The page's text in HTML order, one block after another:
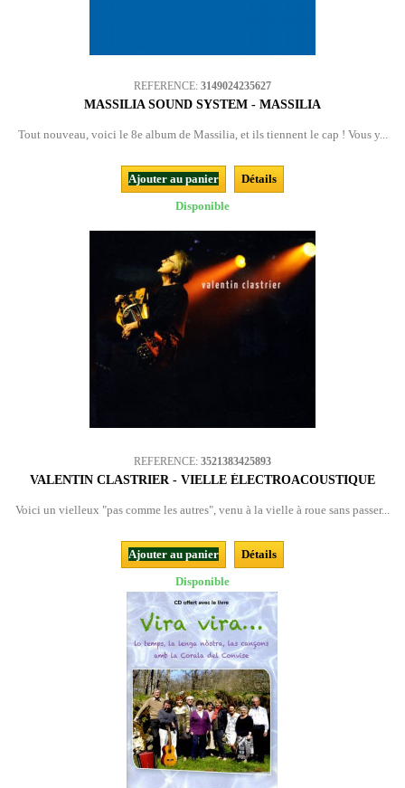
REFERENCE: 3149024235627
MASSILIA SOUND SYSTEM - MASSILIA
Tout nouveau, voici le 8e album de Massilia, et ils tiennent le cap ! Vous y...
Ajouter au panier
Détails
Disponible
REFERENCE: 3521383425893
VALENTIN CLASTRIER - VIELLE ÉLECTROACOUSTIQUE
Voici un vielleux "pas comme les autres", venu à la vielle à roue sans passer...
Ajouter au panier
Détails
Disponible